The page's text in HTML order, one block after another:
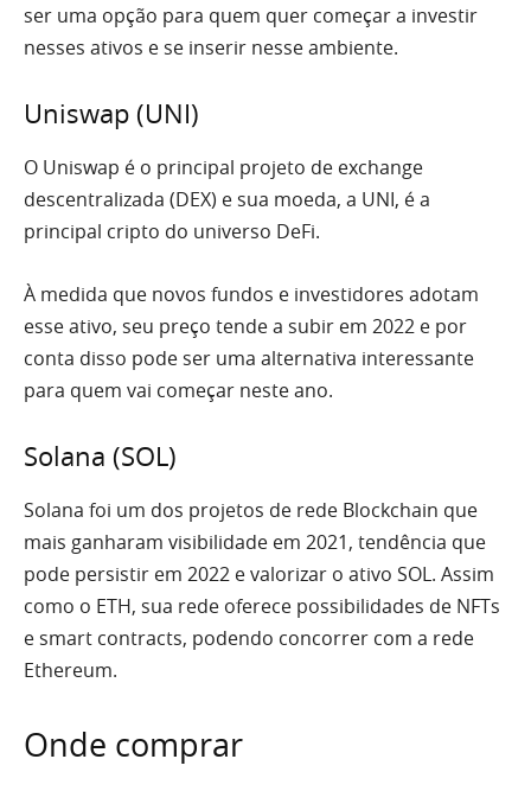
ser uma opção para quem quer começar a investir
nesses ativos e se inserir nesse ambiente.
Uniswap (UNI)
O Uniswap é o principal projeto de exchange
descentralizada (DEX) e sua moeda, a UNI, é a
principal cripto do universo DeFi.
À medida que novos fundos e investidores adotam
esse ativo, seu preço tende a subir em 2022 e por
conta disso pode ser uma alternativa interessante
para quem vai começar neste ano.
Solana (SOL)
Solana foi um dos projetos de rede Blockchain que
mais ganharam visibilidade em 2021, tendência que
pode persistir em 2022 e valorizar o ativo SOL. Assim
como o ETH, sua rede oferece possibilidades de NFTs
e smart contracts, podendo concorrer com a rede
Ethereum.
Onde comprar